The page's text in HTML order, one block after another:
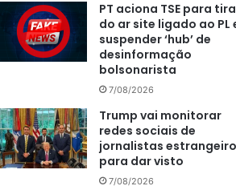
PT aciona TSE para
do ar site ligado ao PL
suspender ‘hub’ de
desinformação
bolsonarista
7/08/2026
Trump vai monitorar
redes sociais de
jornalistas
para dar visto
7/08/2026